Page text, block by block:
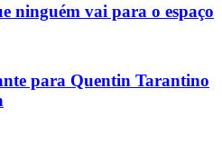
ninguém vai para o espaço
para Quentin Tarantino